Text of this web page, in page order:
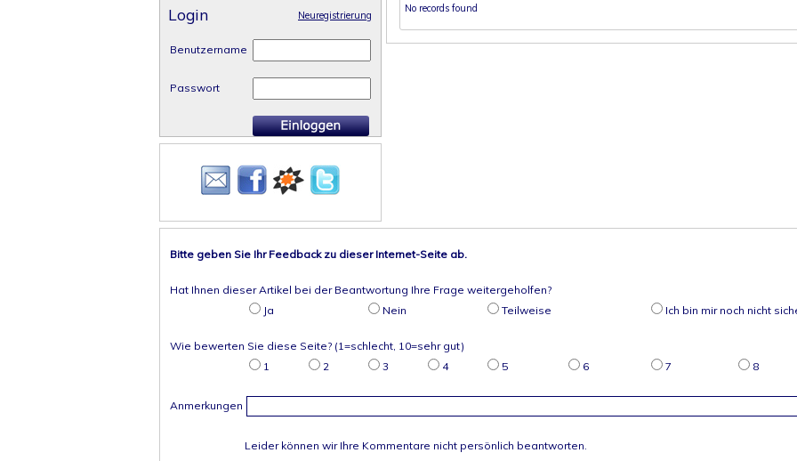
Login Neuregistrierung
Benutzername
Passwort
No records found
Bitte geben Sie Ihr Feedback zu dieser Internet-Seite ab.
Hat Ihnen dieser Artikel bei der Beantwortung Ihre Frage weitergeholfen?
Ja
Nein Teilweise Ich bin mir noch nicht
Wie bewerten Sie diese Seite? (1=schlecht, 10=sehr gut)
1
2 3 4 5 6 7 8
Anmerkungen
Leider können wir Ihre Kommentare nicht persönlich beantworten.